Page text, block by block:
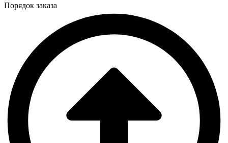
Порядок заказа